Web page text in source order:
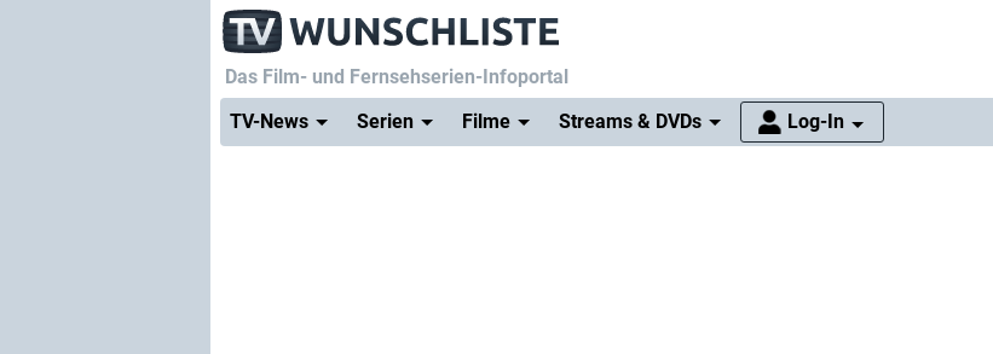
Das Film- und Fernsehserien-Infoportal
TV-News
Serien Filme Streams & DVDs Log-In